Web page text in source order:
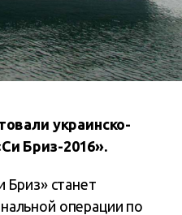
украинско-
Бриз-2016».
Бриз» станет
операции по